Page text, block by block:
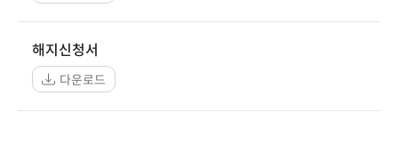
해지신청서
다운로드